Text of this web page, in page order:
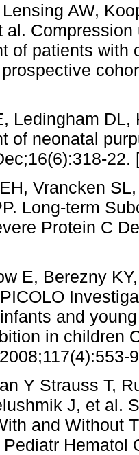
AW,
al.
of patients
Ledingham
of neonatal
22.
Vrancken
Long-term
Protein C
E, Berezny
and
in children
Y Strauss T,
J, et al.
and Without
Pediatr Hematol